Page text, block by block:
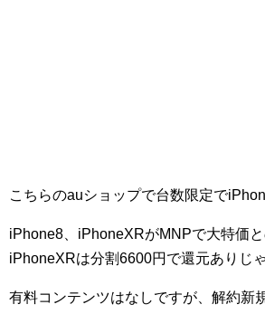
こちらのauショップで台数限定で
iPhone8、iPhoneXRがMNPで大特価と
iPhoneXRは分割6600円で還元ありじ
有料コンテンツはなしですが、解約新